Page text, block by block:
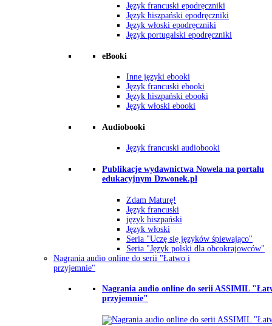
Język francuski epodręczniki
Język hiszpański epodręczniki
Język włoski epodręczniki
Język portugalski epodręczniki
eBooki
Inne języki ebooki
Język francuski ebooki
Język hiszpański ebooki
Język włoski ebooki
Audiobooki
Język francuski audiobooki
Publikacje wydawnictwa Nowela na portalu
edukacyjnym Dzwonek.pl
Zdam Maturę!
Język francuski
język hiszpański
Język włoski
Seria "Uczę się języków śpiewająco"
Seria "Język polski dla obcokrajowców"
Nagrania audio online do serii "Łatwo i
przyjemnie"
Nagrania audio online do serii ASSIMIL
przyjemnie"